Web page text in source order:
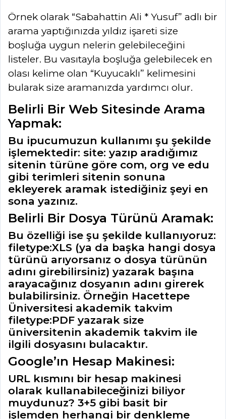
Örnek olarak “Sabahattin Ali * Yusuf” adlı bir
arama yaptığınızda yıldız işareti size
boşluğa uygun nelerin gelebileceğini
listeler. Bu vasıtayla boşluğa gelebilecek en
olası kelime olan “Kuyucaklı” kelimesini
bularak size aramanızda yardımcı olur.
Belirli Bir Web Sitesinde Arama
Yapmak:
Bu ipucumuzun kullanımı şu şekilde
işlemektedir: site: yazıp aradığımız
sitenin türüne göre com, org ve edu
gibi terimleri sitenin sonuna
ekleyerek aramak istediğiniz şeyi en
sona yazınız.
Belirli Bir Dosya Türünü Aramak:
Bu özelliği ise şu şekilde kullanıyoruz:
filetype:XLS (ya da başka hangi dosya
türünü arıyorsanız o dosya türünün
adını girebilirsiniz) yazarak başına
arayacağınız dosyanın adını girerek
bulabilirsiniz. Örneğin Hacettepe
Üniversitesi akademik takvim
filetype:PDF yazarak size
üniversitenin akademik takvim ile
ilgili dosyasını bulacaktır.
Google’ın Hesap Makinesi:
URL kısmını bir hesap makinesi
olarak kullanabileceğinizi biliyor
muydunuz? 3+5 gibi basit bir
işlemden herhangi bir denkleme